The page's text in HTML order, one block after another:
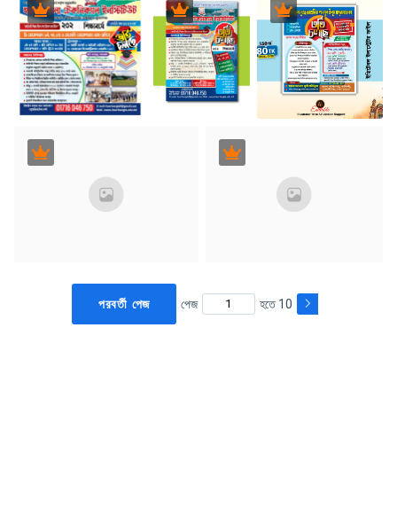
পরবর্তী পেজ পেজ হতে 10